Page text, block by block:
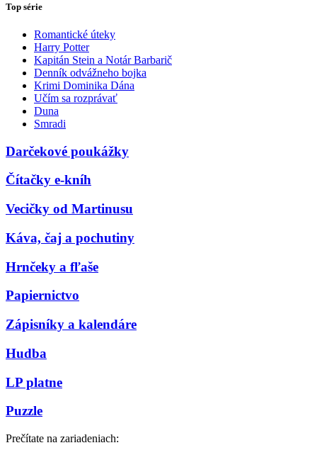
Top série
Romantické úteky
Harry Potter
Kapitán Stein a Notár Barbarič
Denník odvážneho bojka
Krimi Dominika Dána
Učím sa rozprávať
Duna
Smradi
Darčekové poukážky
Čítačky e-kníh
Vecičky od Martinusu
Káva, čaj a pochutiny
Hrnčeky a fľaše
Papiernictvo
Zápisníky a kalendáre
Hudba
LP platne
Puzzle
Prečítate na zariadeniach: